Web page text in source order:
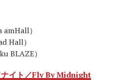
）
Hall）
BLAZE）
ナイト／Fly By Midnight